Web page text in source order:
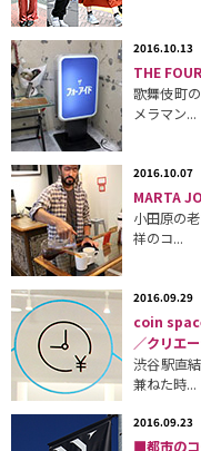
2016.10.13
THE
歌舞伎町
メラマン...
2016.10.07
MARTA
小田原の
祥のコ...
2016.09.29
coin
／クリエ
渋谷駅直
兼ねた時...
2016.09.23
■都市の